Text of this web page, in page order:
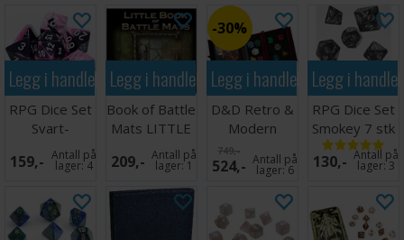
Legg i handlekurven
RPG Dice Set
Svart-
Rosa/Hvit - 7
stk
159,- Antall på
lager:4
Legg i handlekurven
Book of Battle
Mats LITTLE
Destinations
209,- Antall på
lager:1
Legg i handlekurven
30%
D&D Retro &
Modern
Holmes Dice
Set
749,-
524,- Antall på
lager:6
Legg i
RPG Dice Set
Smokey 7 stk
130,- Antall på
lager:3